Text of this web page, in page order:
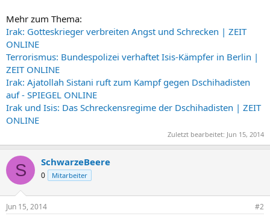
Mehr zum Thema:
Irak: Gotteskrieger verbreiten Angst und Schrecken | ZEIT
ONLINE
Terrorismus: Bundespolizei verhaftet Isis-Kämpfer in Berlin |
ZEIT ONLINE
Irak: Ajatollah Sistani ruft zum Kampf gegen Dschihadisten
auf - SPIEGEL ONLINE
Irak und Isis: Das Schreckensregime der Dschihadisten | ZEIT
ONLINE
Zuletzt bearbeitet: Jun 15, 2014
S SchwarzeBeere
0 Mitarbeiter
Jun 15, 2014 #2